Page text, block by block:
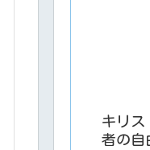
キリス
者の自